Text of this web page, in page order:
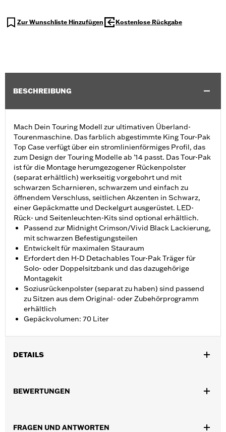
Zur Wunschliste Hinzufügen Kostenlose Rückgabe
BESCHREIBUNG
Mach Dein Touring Modell zur ultimativen Überland-
Tourenmaschine. Das farblich abgestimmte King Tour-Pak
Top Case verfügt über ein stromlinienförmiges Profil, das
zum Design der Touring Modelle ab ’14 passt. Das Tour-Pak
ist für die Montage herumgezogener Rückenpolster
(separat erhältlich) werkseitig vorgebohrt und mit
schwarzen Scharnieren, schwarzem und einfach zu
öffnendem Verschluss, seitlichen Akzenten in Schwarz,
einer Gepäckmatte und Deckelgurt ausgerüstet. LED-
Rück- und Seitenleuchten-Kits sind optional erhältlich.
Passend zur Midnight Crimson/Vivid Black Lackierung,
mit schwarzen Befestigungsteilen
Entwickelt für maximalen Stauraum
Erfordert den H-D Detachables Tour-Pak Träger für
Solo- oder Doppelsitzbank und das dazugehörige
Montagekit
Soziusrückenpolster (separat zu haben) sind passend
zu Sitzen aus dem Original- oder Zubehörprogramm
erhältlich
Gepäckvolumen: 70 Liter
DETAILS
Glide® Standard und ausgewählte CVO™ Modelle ab ’14 (außer
P/N 90300030. FLTRXSTSE Modelle '24 erfordern die
BEWERTUNGEN
FRAGEN UND ANTWORTEN